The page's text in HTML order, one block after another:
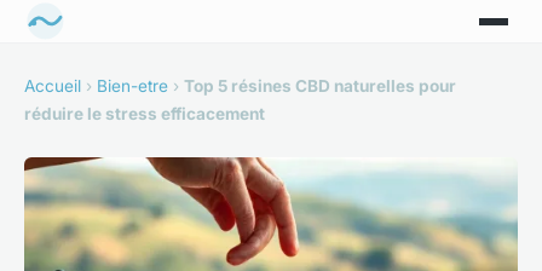
Accueil › Bien-etre › Top 5 résines CBD naturelles pour
réduire le stress efficacement